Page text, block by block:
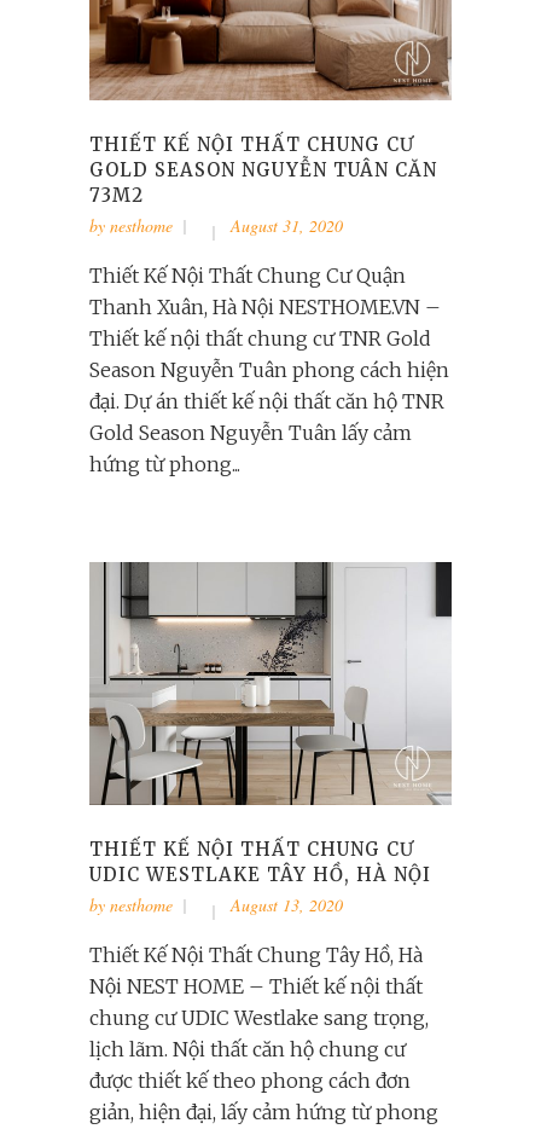
THIẾT KẾ NỘI THẤT CHUNG CƯ
GOLD SEASON NGUYỄN TUÂN CĂN
73M2
by nesthome August 31, 2020
Thiết Kế Nội Thất Chung Cư Quận
Thanh Xuân, Hà Nội NESTHOME.VN –
Thiết kế nội thất chung cư TNR Gold
Season Nguyễn Tuân phong cách hiện
đại. Dự án thiết kế nội thất căn hộ TNR
Gold Season Nguyễn Tuân lấy cảm
hứng từ phong...
THIẾT KẾ NỘI THẤT CHUNG CƯ
UDIC WESTLAKE TÂY HỒ, HÀ NỘI
by nesthome August 13, 2020
Thiết Kế Nội Thất Chung Tây Hồ, Hà
Nội NEST HOME – Thiết kế nội thất
chung cư UDIC Westlake sang trọng,
lịch lãm. Nội thất căn hộ chung cư
được thiết kế theo phong cách đơn
giản, hiện đại, lấy cảm hứng từ phong